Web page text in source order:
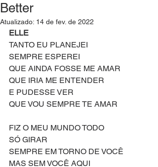
Better
Atualizado: 14 de fev. de 2022
ELLE
TANTO EU PLANEJEI
SEMPRE ESPEREI
QUE AINDA FOSSE ME AMAR
QUE IRIA ME ENTENDER
E PUDESSE VER
QUE VOU SEMPRE TE AMAR
FIZ O MEU MUNDO TODO
SÓ GIRAR
SEMPRE EM TORNO DE VOCÊ
MAS SEM VOCÊ AQUI